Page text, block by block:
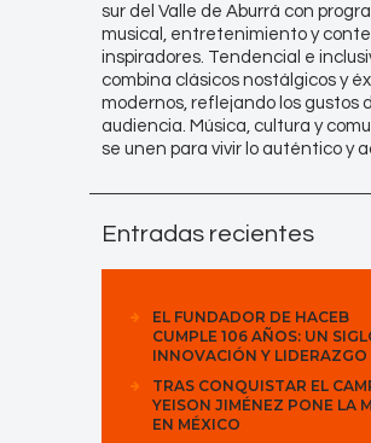
sur del Valle de Aburrá con
musical, entretenimiento y
inspiradores. Tendencial e
combina clásicos nostálgicos y
modernos, reflejando los gustos
audiencia. Música, cultura y
se unen para vivir lo auténtico y
Entradas recientes
EL FUNDADOR DE HACEB
CUMPLE 106 AÑOS: UN
INNOVACIÓN Y LIDERAZGO
TRAS CONQUISTAR EL
YEISON JIMÉNEZ PONE LA
EN MÉXICO